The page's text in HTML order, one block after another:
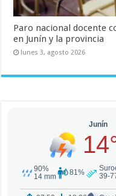
Paro nacional docente
en Junín y la provincia
lunes 3, agosto 2026